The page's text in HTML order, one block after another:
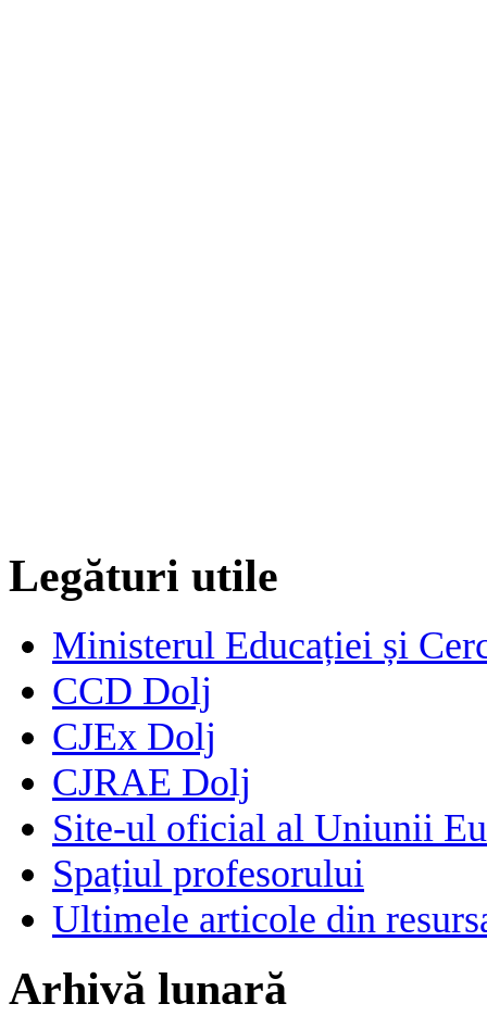
Legături utile
Ministerul Educației și
CCD Dolj
CJEx Dolj
CJRAE Dolj
Site-ul oficial al Uniunii
Spațiul profesorului
Ultimele articole din
Arhivă lunară